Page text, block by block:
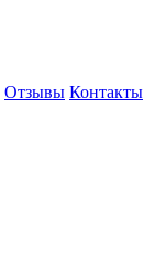
Отзывы Контакты